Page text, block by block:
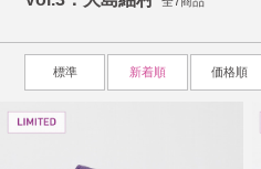
標準 新着順 価格順